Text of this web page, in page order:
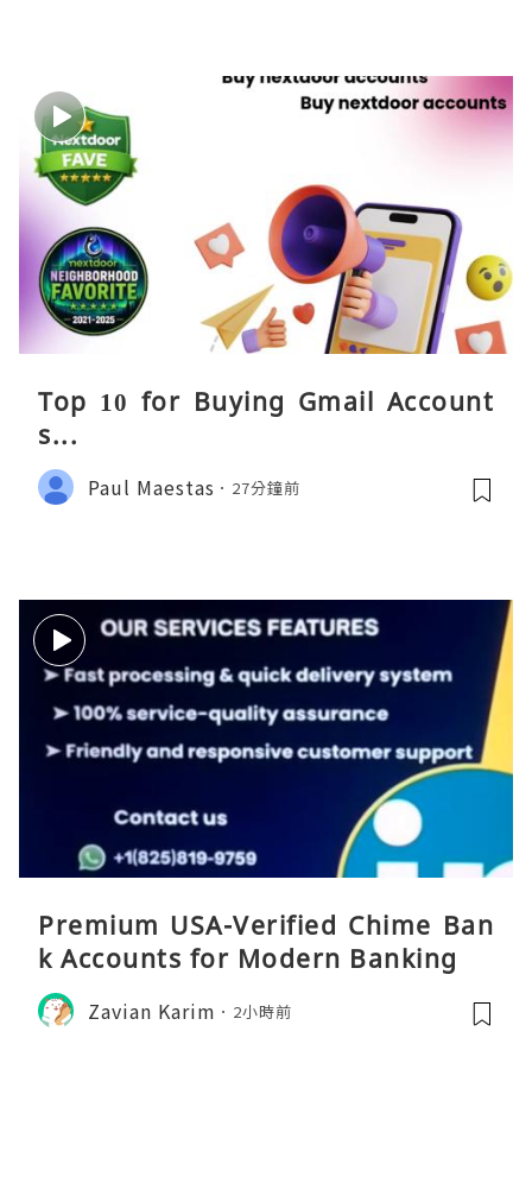
Top 10 for Buying Gmail Account
s...
Paul Maestas 27分鐘前
Premium USA-Verified Chime Ban
k Accounts for Modern Banking
Zavian Karim 2小時前